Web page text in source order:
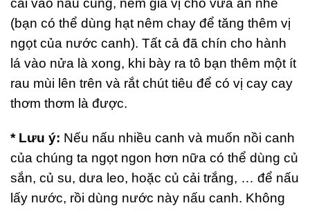
cải vào nấu cùng, nêm gia vị cho vừa ăn nhé
(bạn có thể dùng hạt nêm chay để tăng thêm vị
ngọt của nước canh). Tất cả đã chín cho hành
lá vào nửa là xong, khi bày ra tô bạn thêm một ít
rau mùi lên trên và rắt chút tiêu để có vị cay cay
thơm thơm là được.
* Lưu ý: Nếu nấu nhiều canh và muốn nồi canh
của chúng ta ngọt ngon hơn nữa có thể dùng củ
sắn, củ su, dưa leo, hoặc củ cải trắng, … để nấu
lấy nước, rồi dùng nước này nấu canh. Không